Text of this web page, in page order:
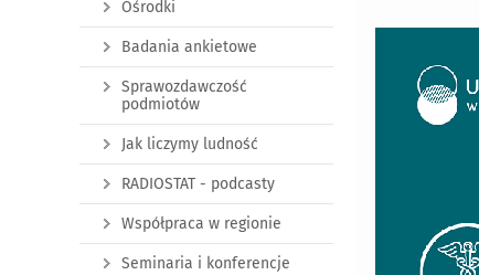
Ośrodki
Badania ankietowe
Sprawozdawczość
podmiotów
Jak liczymy ludność
RADIOSTAT - podcasty
Współpraca w regionie
Seminaria i konferencje